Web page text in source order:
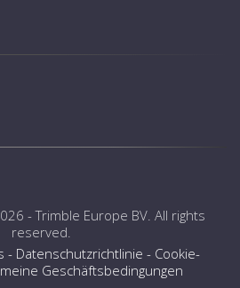
-Trimble Europe BV. All rights
reserved.
- Datenschutzrichtlinie - Cookie-
Geschäftsbedingungen